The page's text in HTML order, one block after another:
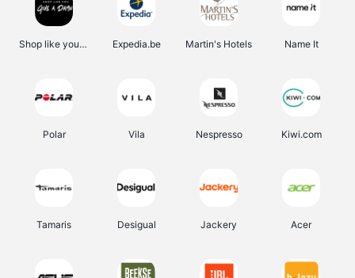
Shop like you Give A Damn Expedia.be Martin's Hotels Name It
Polar Vila Nespresso Kiwi.com
Tamaris Desigual Jackery Acer